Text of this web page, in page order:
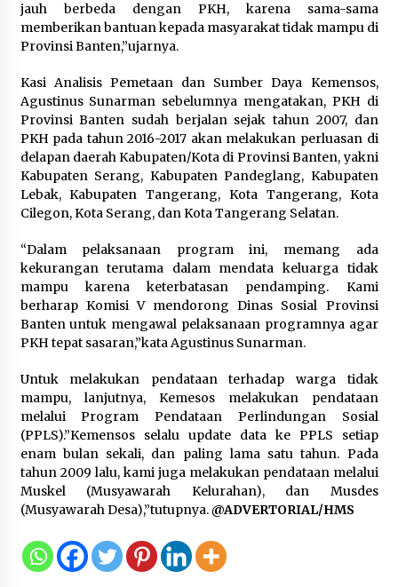
Kemenkum Malut Semarakkan HUT
RI dan Hari Pengayoman ke-81
9 Agustus 2026
Registrasi Indonesia Sports Summit
2026 Resmi Dibuka, Siap Hadirkan
Pengalaman Beyond the Game
8 Agustus 2026
Timnas Indonesia Diharapkan
Bangkit Usai Takluk dari Vietnam di
Piala AFF 2026
8 Agustus 2026
Penanganan Kebakaran Gedung
Dinas Teknis Masuk Tahap Akhir,
Tak Ada Korban Jiwa
8 Agustus 2026
Kebakaran Gedung Dinas Teknis
Abdul Muis Dipadamkan, Layanan
jauh berbeda dengan PKH, karena sama-sama
memberikan bantuan kepada masyarakat tidak mampu di
Provinsi Banten,”ujarnya.
Kasi Analisis Pemetaan dan Sumber Daya Kemensos,
Agustinus Sunarman sebelumnya mengatakan, PKH di
Provinsi Banten sudah berjalan sejak tahun 2007, dan
PKH pada tahun 2016-2017 akan melakukan perluasan di
delapan daerah Kabupaten/Kota di Provinsi Banten, yakni
Kabupaten Serang, Kabupaten Pandeglang, Kabupaten
Lebak, Kabupaten Tangerang, Kota Tangerang, Kota
Cilegon, Kota Serang, dan Kota Tangerang Selatan.
“Dalam pelaksanaan program ini, memang ada
kekurangan terutama dalam mendata keluarga tidak
mampu karena keterbatasan pendamping. Kami
berharap Komisi V mendorong Dinas Sosial Provinsi
Banten untuk mengawal pelaksanaan programnya agar
PKH tepat sasaran,”kata Agustinus Sunarman.
Untuk melakukan pendataan terhadap warga tidak
mampu, lanjutnya, Kemesos melakukan pendataan
melalui Program Pendataan Perlindungan Sosial
(PPLS).”Kemensos selalu update data ke PPLS setiap
enam bulan sekali, dan paling lama satu tahun. Pada
tahun 2009 lalu, kami juga melakukan pendataan melalui
Muskel (Musyawarah Kelurahan), dan Musdes
(Musyawarah Desa),”tutupnya.@ADVERTORIAL/HMS